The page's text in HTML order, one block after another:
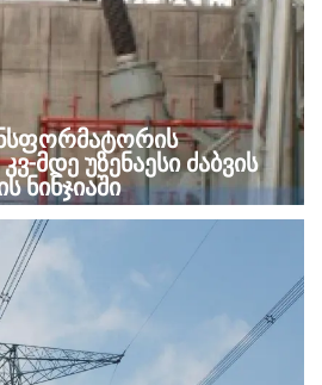
მდე უზენაესი ძაბვის
ნინჯიაში